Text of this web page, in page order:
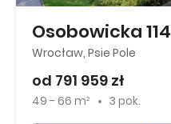
Osobowicka 114
Wrocław, Psie Pole
od 791 959 zł
49 - 66 m² 3 pok.